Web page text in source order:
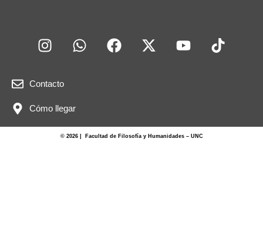
Contacto
Cómo llegar
© 2026 | Facultad de Filosofía y Humanidades – UNC